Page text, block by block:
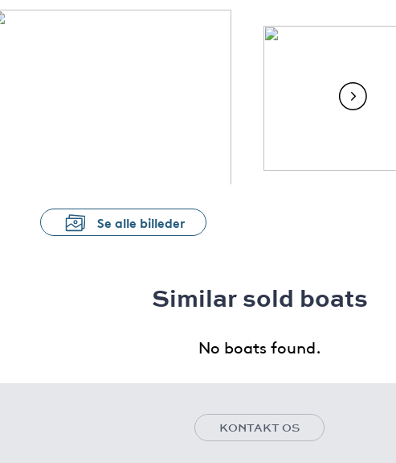
Se alle billeder
Similar sold boats
No boats found.
KONTAKT OS